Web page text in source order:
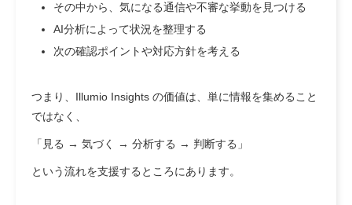
その中から、気になる通信や不審な挙動を見つける
AI分析によって状況を整理する
次の確認ポイントや対応方針を考える
つまり、Illumio Insights の価値は、単に情報を集めること
ではなく、
「見る → 気づく → 分析する → 判断する」
という流れを支援するところにあります。